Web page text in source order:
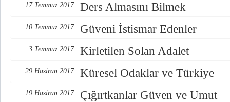
17 Temmuz 2017 Ders Almasını Bilmek
10 Temmuz 2017 Güveni İstismar Edenler
3 Temmuz 2017 Kirletilen Solan Adalet
29 Haziran 2017 Küresel Odaklar ve Türkiye
19 Haziran 2017 Çığırtkanlar Güven ve Umut